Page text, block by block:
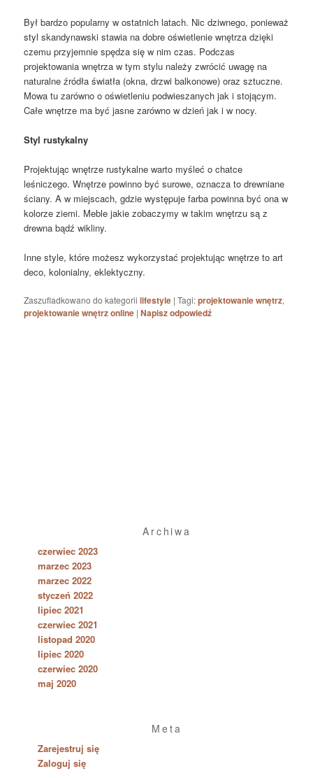
Był bardzo popularny w ostatnich latach. Nic dziwnego, ponieważ
styl skandynawski stawia na dobre oświetlenie wnętrza dzięki
czemu przyjemnie spędza się w nim czas. Podczas
projektowania wnętrza w tym stylu należy zwrócić uwagę na
naturalne źródła światła (okna, drzwi balkonowe) oraz sztuczne.
Mowa tu zarówno o oświetleniu podwieszanych jak i stojącym.
Całe wnętrze ma być jasne zarówno w dzień jak i w nocy.
Styl rustykalny
Projektując wnętrze rustykalne warto myśleć o chatce
leśniczego. Wnętrze powinno być surowe, oznacza to drewniane
ściany. A w miejscach, gdzie występuje farba powinna być ona w
kolorze ziemi. Meble jakie zobaczymy w takim wnętrzu są z
drewna bądź wikliny.
Inne style, które możesz wykorzystać projektując wnętrze to art
deco, kolonialny, eklektyczny.
Zaszufladkowano do kategorii lifestyle |Tagi:projektowanie wnętrz,
projektowanie wnętrz online |Napisz odpowiedź
Archiwa
czerwiec 2023
marzec 2023
marzec 2022
styczeń 2022
lipiec 2021
czerwiec 2021
listopad 2020
lipiec 2020
czerwiec 2020
maj 2020
Meta
Zarejestruj się
Zaloguj się